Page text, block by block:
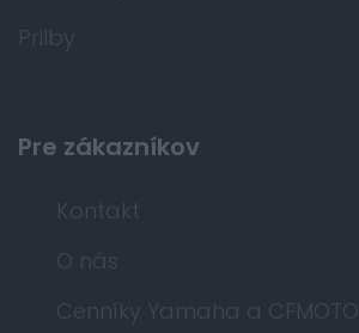
Prilby
Pre zákazníkov
Kontakt
O nás
Cenníky Yamaha a CFMOTO